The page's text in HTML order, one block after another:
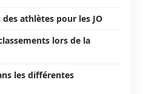
athlètes pour les JO
lors de la
les différentes